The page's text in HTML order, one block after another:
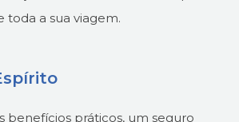
a sua viagem.
benefícios práticos, um seguro